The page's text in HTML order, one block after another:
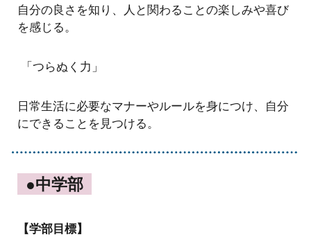
自分の良さを知り、人と関わることの楽しみや喜び
を感じる。
「つらぬく力」
日常生活に必要なマナーやルールを身につけ、自分
にできることを見つける。
●中学部
【学部目標】